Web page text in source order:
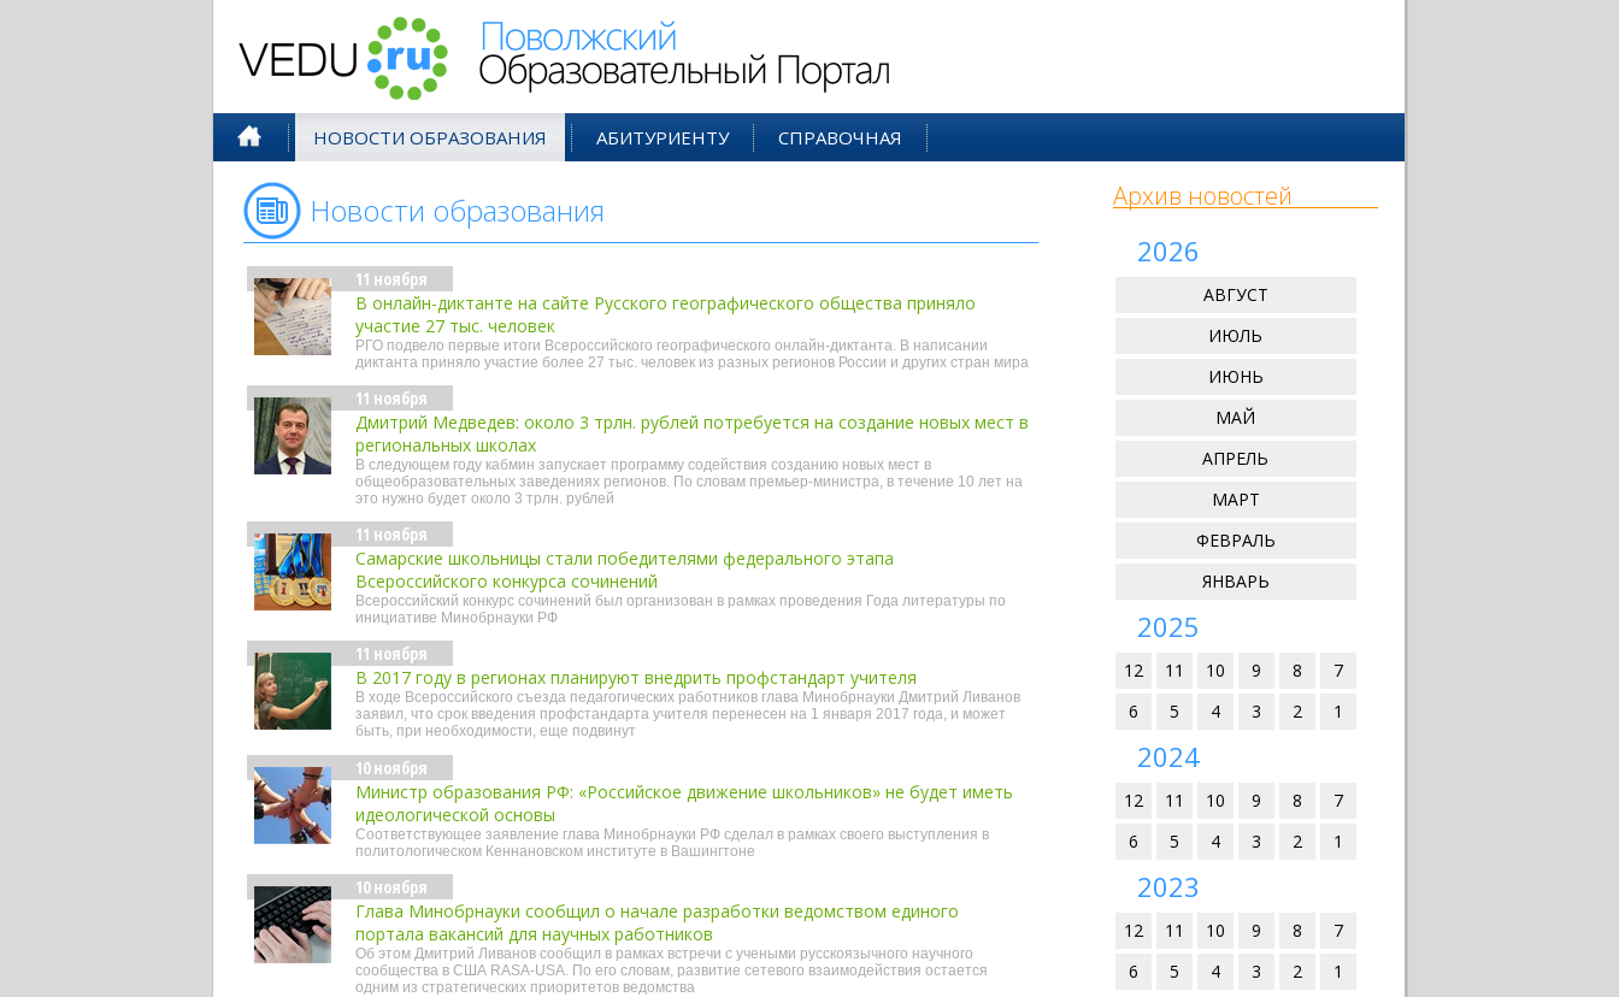
НОВОСТИ ОБРАЗОВАНИЯ АБИТУРИЕНТУ СПРАВОЧНАЯ
Новости образования
11 ноября
В онлайн-диктанте на сайте Русского географического общества приняло
участие 27 тыс. человек
РГО подвело первые итоги Всероссийского географического онлайн-диктанта. В написании
диктанта приняло участие более 27 тыс. человек из разных регионов России и других стран мира
11 ноября
Дмитрий Медведев: около 3 трлн. рублей потребуется на создание новых мест в
региональных школах
В следующем году кабмин запускает программу содействия созданию новых мест в
общеобразовательных заведениях регионов. По словам премьер-министра, в течение 10 лет на
это нужно будет около 3 трлн. рублей
11 ноября
Самарские школьницы стали победителями федерального этапа
Всероссийского конкурса сочинений
Всероссийский конкурс сочинений был организован в рамках проведения Года литературы по
инициативе Минобрнауки РФ
11 ноября
В 2017 году в регионах планируют внедрить профстандарт учителя
В ходе Всероссийского съезда педагогических работников глава Минобрнауки Дмитрий Ливанов
заявил, что срок введения профстандарта учителя перенесен на 1 января 2017 года, и может
быть, при необходимости, еще подвинут
10 ноября
Министр образования РФ: «Российское движение школьников» не будет иметь
идеологической основы
Соответствующее заявление глава Минобрнауки РФ сделал в рамках своего выступления в
политологическом Кеннановском институте в Вашингтоне
10 ноября
Глава Минобрнауки сообщил о начале разработки ведомством единого
портала вакансий для научных работников
Об этом Дмитрий Ливанов сообщил в рамках встречи с учеными русскоязычного научного
сообщества в США RASA-USA. По его словам, развитие сетевого взаимодействия остается
одним из стратегических приоритетов ведомства
Архив новостей
2026
АВГУСТ
ИЮЛЬ
ИЮНЬ
МАЙ
АПРЕЛЬ
МАРТ
ФЕВРАЛЬ
ЯНВАРЬ
2025
12 11 10 9 8
7
6
5 4 3 2 1
2024
12 11 10 9 8
7
6
5 4 3 2 1
2023
12 11 10 9 8
7
6
5 4 3 2 1